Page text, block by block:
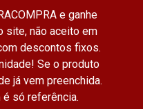
e ganhe
site, não aceito em
descontos fixos.
Se o produto
já vem preenchida.
só referência.